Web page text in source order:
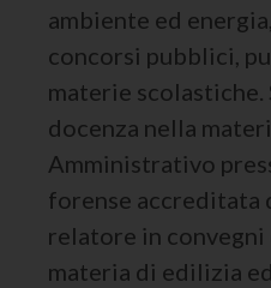
ambiente ed
concorsi pubblici,
materie
docenza nella
Amministrativo
forense accreditata
relatore in convegni
materia di edilizia